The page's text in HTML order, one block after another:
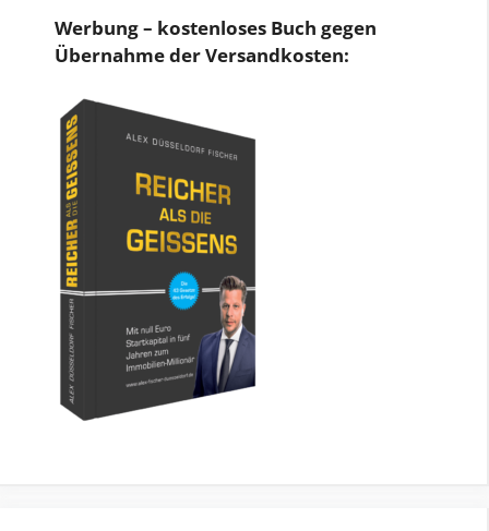
Werbung – kostenloses Buch gegen
Übernahme der Versandkosten: